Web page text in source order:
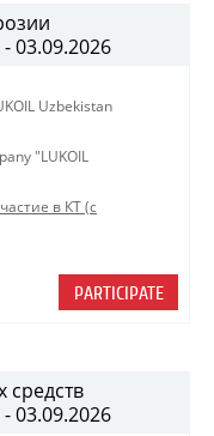
03.09.2026
Uzbekistan
"LUKOIL
в КТ (с
PARTICIPATE
средств
03.09.2026